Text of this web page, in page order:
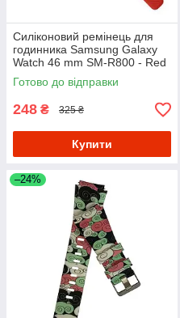
Силіконовий ремінець для
годинника Samsung Galaxy
Watch 46 mm SM-R800 - Red
Готово до відправки
248 ₴ 325 ₴
Купити
–24%